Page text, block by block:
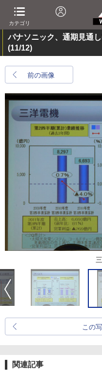
カテゴリ
パナソニック、通期見通
(11/12)
前の画像
この
関連記事